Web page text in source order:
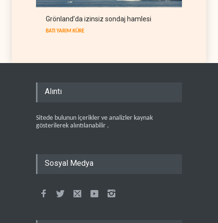
Grönland’da izinsiz sondaj hamlesi
BATI YARIM KÜRE
Alıntı
Sitede bulunun içerikler ve analizler kaynak
gösterilerek alıntılanabilir .
Sosyal Medya